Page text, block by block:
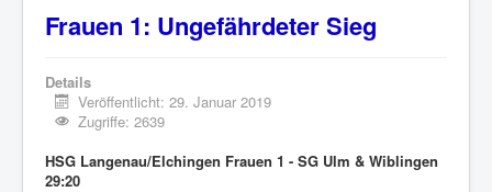
Frauen 1: Ungefährdeter Sieg
Details
Veröffentlicht: 29. Januar 2019
Zugriffe: 2639
HSG Langenau/Elchingen Frauen 1 - SG Ulm & Wiblingen
29:20